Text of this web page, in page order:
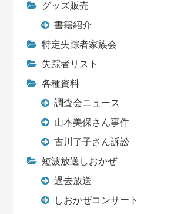
グッズ販売
書籍紹介
特定失踪者家族会
失踪者リスト
各種資料
調査会ニュース
山本美保さん事件
古川了子さん訴訟
短波放送しおかぜ
過去放送
しおかぜコンサート